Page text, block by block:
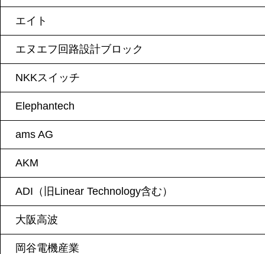
エイト
エヌエフ回路設計ブロック
NKKスイッチ
Elephantech
ams AG
AKM
ADI（旧Linear Technology含む）
大阪高波
岡谷電機産業